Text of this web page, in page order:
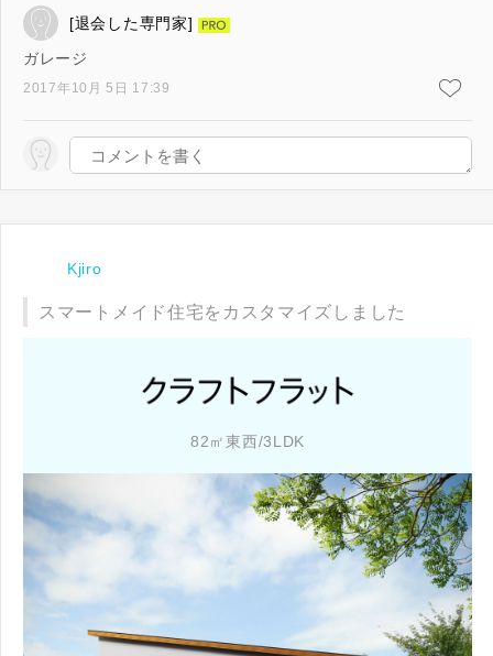
[退会した専門家]
ガレージ
2017年10月 5日 17:39
Kjiro
スマートメイド住宅をカスタマイズしました
82㎡東西/3LDK